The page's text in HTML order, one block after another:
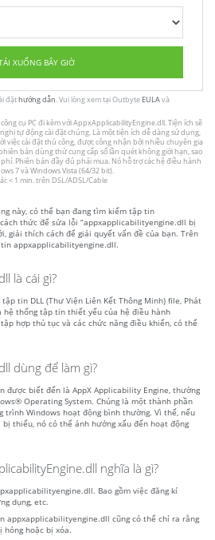
XUỐNG BÂY GIỜ
đặthướng dẫn. Vui lòng xem tại Outbyte EULAvà
cụ PC đi kèm với AppxApplicabilityEngine.dll. Tiện ích sẽ
tự động cài đặt chúng. Là một tiện ích dễ dàng sử dụng,
việc cài đặt thủ công, được công nhận bởi nhiều chuyên gia
bản dùng thử cung cấp số lần quét không giới hạn, sao
Phiên bản đầy đủ phải mua. Nó hỗ trợ các hệ điều hành
7 và Windows Vista (64/32 bit).
< 1 min. trên DSL/ADSL/Cable
này, có thể bạn đang tìm kiếm tập tin
thức để sửa lỗi “appxapplicabilityengine.dll bị
giải thích cách để giải quyết vấn đề của bạn. Trên
appxapplicabilityengine.dll.
là cái gì?
tin DLL (Thư Viện Liên Kết Thông Minh) file, Phát
thống tập tin thiết yếu của hệ điều hành
hợp thủ tục và các chức năng điều khiển, có thể
dùng để làm gì?
được biết đến là AppX Applicability Engine, thường
Operating System. Chúng là một thành phần
trình Windows hoạt động bình thường. Vì thế, nếu
thiếu, nó có thể ảnh hưởng xấu đến hoạt động
nghĩa là gì?
Bao gồm việc đăng kí
dụng, etc.
appxapplicabilityengine.dll cũng có thể chỉ ra rằng
hỏng hoặc bị xóa.